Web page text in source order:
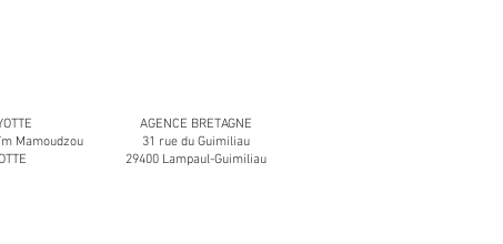
Mamoudzou
AGENCE BRETAGNE
31 rue du Guimiliau
29400 Lampaul-Guimiliau